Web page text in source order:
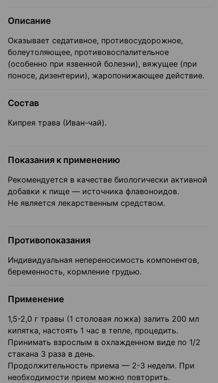
Описание
Оказывает седативное, противосудорожное,
болеутоляющее, противовоспалительное
(особенно при язвенной болезни), вяжущее (при
поносе, дизентерии), жаропонижающее действие.
Состав
Кипрея трава (Иван-чай).
Показания к применению
Рекомендуется в качестве биологически активной
добавки к пище — источника флавоноидов.
Не является лекарственным средством.
Противопоказания
Индивидуальная непереносимость компонентов,
беременность, кормление грудью.
Применение
1,5-2,0 г травы (1 столовая ложка) залить 200 мл
кипятка, настоять 1 час в тепле, процедить.
Принимать взрослым в охлажденном виде по 1/2
стакана 3 раза в день.
Продолжительность приема — 2-3 недели. При
необходимости прием можно повторить.